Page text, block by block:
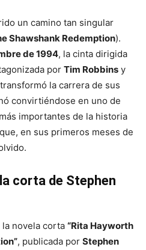
un camino tan singular
Shawshank Redemption).
de 1994, la cinta dirigida
por Tim Robbins y
la carrera de sus
convirtiéndose en uno de
importantes de la historia
en sus primeros meses de
corta de Stephen
la novela corta “Rita Hayworth
, publicada por Stephen